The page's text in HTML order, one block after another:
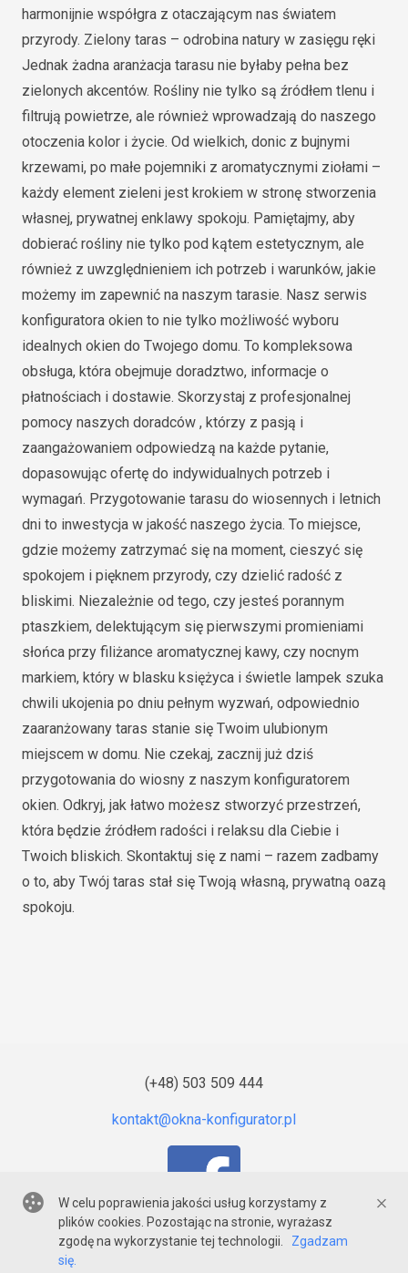
harmonijnie współgra z otaczającym nas światem
przyrody. Zielony taras – odrobina natury w zasięgu ręki
Jednak żadna aranżacja tarasu nie byłaby pełna bez
zielonych akcentów. Rośliny nie tylko są źródłem tlenu i
filtrują powietrze, ale również wprowadzają do naszego
otoczenia kolor i życie. Od wielkich, donic z bujnymi
krzewami, po małe pojemniki z aromatycznymi ziołami –
każdy element zieleni jest krokiem w stronę stworzenia
własnej, prywatnej enklawy spokoju. Pamiętajmy, aby
dobierać rośliny nie tylko pod kątem estetycznym, ale
również z uwzględnieniem ich potrzeb i warunków, jakie
możemy im zapewnić na naszym tarasie. Nasz serwis
konfiguratora okien to nie tylko możliwość wyboru
idealnych okien do Twojego domu. To kompleksowa
obsługa, która obejmuje doradztwo, informacje o
płatnościach i dostawie. Skorzystaj z profesjonalnej
pomocy naszych doradców , którzy z pasją i
zaangażowaniem odpowiedzą na każde pytanie,
dopasowując ofertę do indywidualnych potrzeb i
wymagań. Przygotowanie tarasu do wiosennych i letnich
dni to inwestycja w jakość naszego życia. To miejsce,
gdzie możemy zatrzymać się na moment, cieszyć się
spokojem i pięknem przyrody, czy dzielić radość z
bliskimi. Niezależnie od tego, czy jesteś porannym
ptaszkiem, delektującym się pierwszymi promieniami
słońca przy filiżance aromatycznej kawy, czy nocnym
markiem, który w blasku księżyca i świetle lampek szuka
chwili ukojenia po dniu pełnym wyzwań, odpowiednio
zaaranżowany taras stanie się Twoim ulubionym
miejscem w domu. Nie czekaj, zacznij już dziś
przygotowania do wiosny z naszym konfiguratorem
okien. Odkryj, jak łatwo możesz stworzyć przestrzeń,
która będzie źródłem radości i relaksu dla Ciebie i
Twoich bliskich. Skontaktuj się z nami – razem zadbamy
o to, aby Twój taras stał się Twoją własną, prywatną oazą
spokoju.
(+48) 503 509 444
© 2020-2026 Majster Gryfice
W celu poprawienia jakości usług korzystamy z
plików cookies. Pozostając na stronie, wyrażasz
zgodę na wykorzystanie tej technologii. Zgadzam
się.